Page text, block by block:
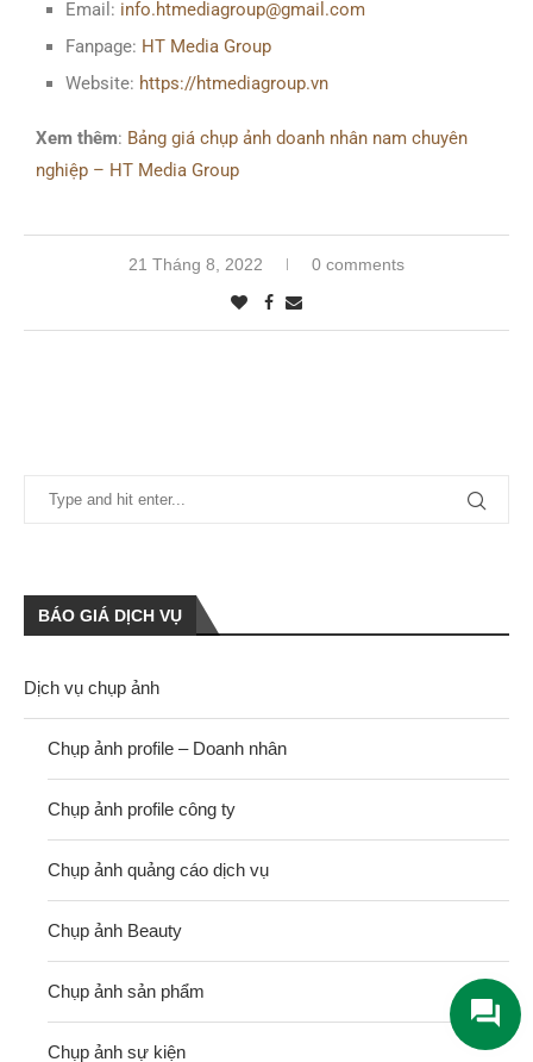
Email: info.htmediagroup@gmail.com
Fanpage: HT Media Group
Website: https://htmediagroup.vn
Xem thêm: Bảng giá chụp ảnh doanh nhân nam chuyên
nghiệp – HT Media Group
21 Tháng 8, 2022 0 comments
BÁO GIÁ DỊCH VỤ
Dịch vụ chụp ảnh
Chụp ảnh profile – Doanh nhân
Chụp ảnh profile công ty
Chụp ảnh quảng cáo dịch vụ
Chụp ảnh Beauty
Chụp ảnh sản phẩm
Chụp ảnh sự kiện